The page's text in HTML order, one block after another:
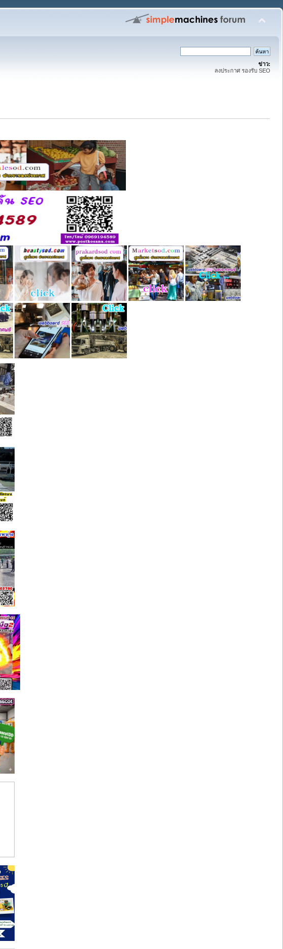
ข่าว:
ลงประกาศ รองรับ SEO